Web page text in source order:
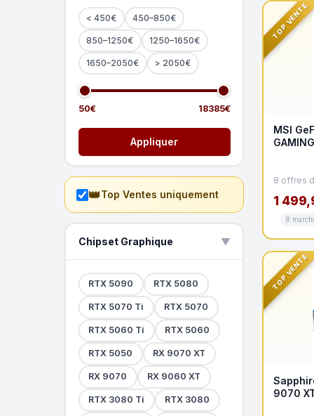
< 450€ 450–850€
850–1250€ 1250–1650€
1650–2050€ > 2050€
50€ 18385€
Appliquer
👑Top Ventes uniquement
Chipset Graphique ▲
RTX 5090 RTX 5080
RTX 5070 Ti RTX 5070
RTX 5060 Ti RTX 5060
RTX 5050 RX 9070 XT
RX 9070 RX 9060 XT
RTX 3080 Ti RTX 3080
TOP VENTE
MSI
8 offres
1
8
TOP VENTE
9070